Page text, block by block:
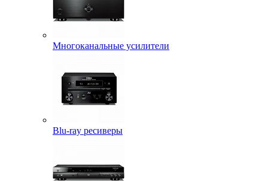
Многоканальные усилители
Blu-ray ресиверы